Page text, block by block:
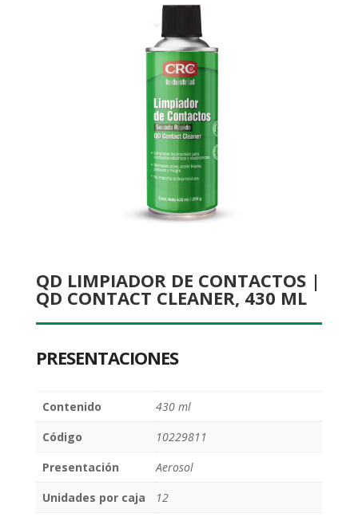
QD LIMPIADOR DE CONTACTOS |
QD CONTACT CLEANER, 430 ML
PRESENTACIONES
Contenido
430 ml
Código
10229811
Presentación
Aerosol
Unidades por caja
12